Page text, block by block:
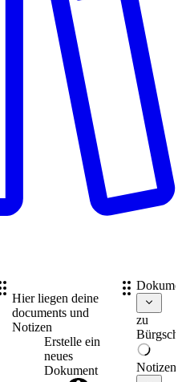
Hier liegen deine
documents und
Notizen
Erstelle ein
neues
Dokument
zu
Notizen